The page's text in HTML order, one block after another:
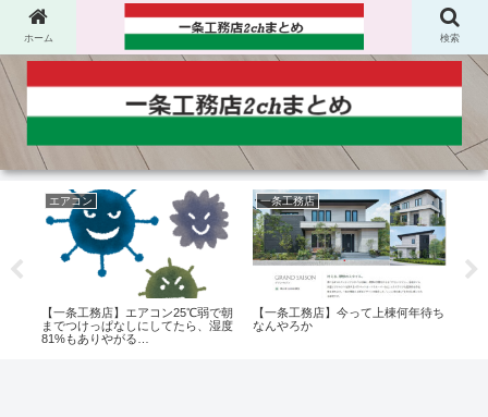
エアコン
【一条工務店】エアコン25℃弱で朝
までつけっぱなしにしてたら、湿度
81%もありやがる…
一条工務店
【一条工務店】今って上棟何年待ち
なんやろか
ホーム 検索